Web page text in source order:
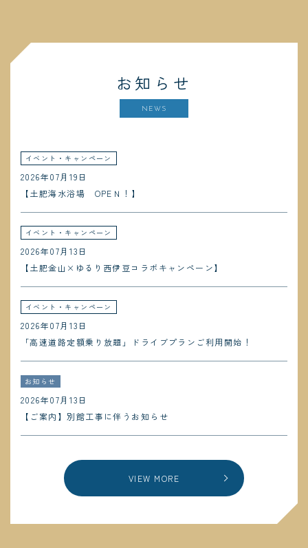
お知らせ
NEWS
2026年07月19日
イベント・キャンペーン
【土肥海水浴場 OPEＮ！】
2026年07月13日
イベント・キャンペーン
【土肥金山×ゆるり西伊豆コラボキャンペーン】
2026年07月13日
イベント・キャンペーン
「高速道路定額乗り放題」ドライブプランご利用開始！
2026年07月13日
お知らせ
【ご案内】別館工事に伴うお知らせ
VIEW MORE